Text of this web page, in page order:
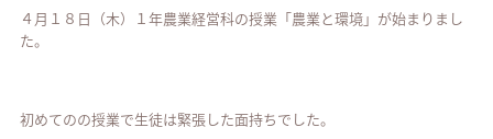
４月１８日（木）１年農業経営科の授業「農業と環境」が始まりまし
た。
初めてのの授業で生徒は緊張した面持ちでした。